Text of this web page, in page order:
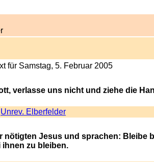
für Samstag, 5. Februar 2005
verlasse uns nicht und ziehe die
Unrev. Elberfelder
nötigten Jesus und sprachen: Bleibe
zu bleiben.